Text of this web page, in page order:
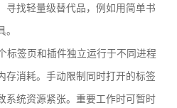
寻找轻量级替代品，例如用简单书
标签页和插件独立运行于不同进程
存消耗。手动限制同时打开的标签
系统资源紧张。重要工作时可暂时